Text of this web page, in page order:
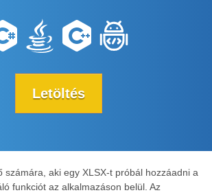
Letöltés
számára, aki egy XLSX-t próbál hozzáadni a
funkciót az alkalmazáson belül. Az